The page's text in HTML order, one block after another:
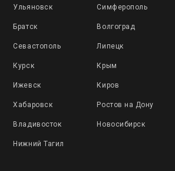
Ульяновск Симферополь
Братск Волгоград
Севастополь Липецк
Курск Крым
Ижевск Киров
Хабаровск Ростов на Дону
Владивосток Новосибирск
Нижний Тагил